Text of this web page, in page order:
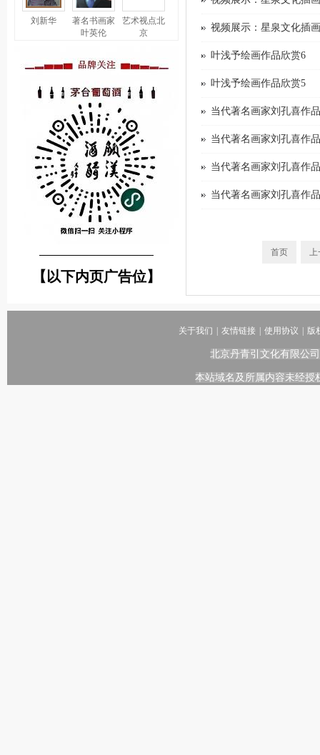
刘新华
著名书画家
叶英伦
艺术视点北
京
────────────────
【以下内页广告位】
视频展示：星泉文化插
叶浅予绘画作品欣赏6
叶浅予绘画作品欣赏5
当代著名画家刘孔喜作
当代著名画家刘孔喜作
当代著名画家刘孔喜作
当代著名画家刘孔喜作
首页 上
关于我们 友情链接 使用协议 版
北京丹青引文化有限公
本站域名及所属内容未经授